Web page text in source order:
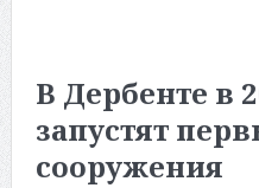
В Дербенте в
запустят
сооружения